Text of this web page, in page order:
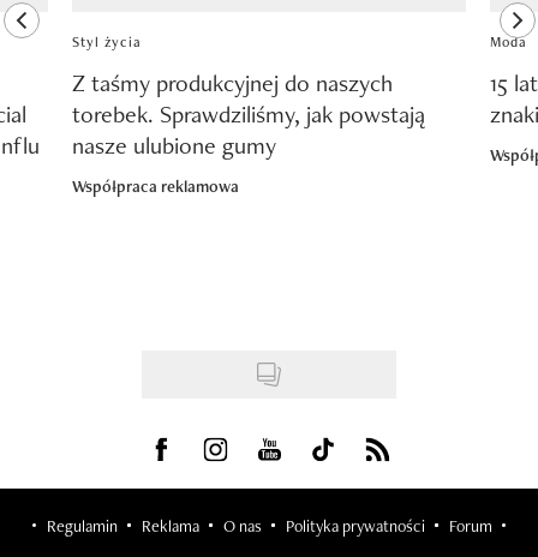
previous element
Styl życia
Z taśmy produkcyjnej do naszych
torebek. Sprawdziliśmy, jak powstają
nasze ulubione gumy
Współpraca reklamowa
Moda
15
Visit us on Facebook
Visit us on Instagram
Visit us on Youtube
Visit us on Tiktok
Visit us on Rss
Regulamin Reklama O nas Polityka prywatności Forum